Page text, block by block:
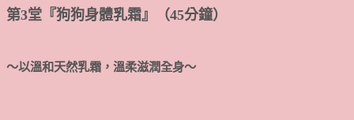
第3堂『狗狗身體乳霜』（45分鐘）
～以溫和天然乳霜，溫柔滋潤全身～